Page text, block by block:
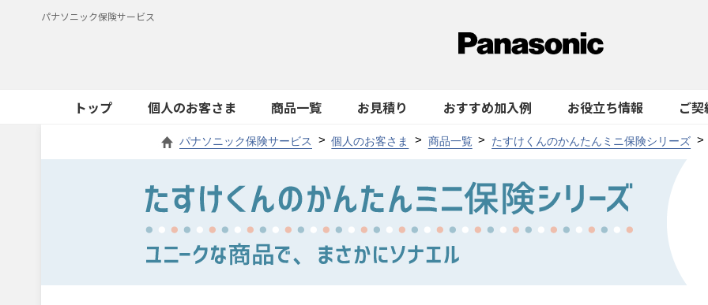
パナソニック保険サービス
トップ 個人のお客さま 商品一覧 お見積り おすすめ加入例 お役立ち情報 ご
パナソニック保険サービス 個人のお客さま 商品一覧 たすけくんのかんたんミニ保険シリーズ